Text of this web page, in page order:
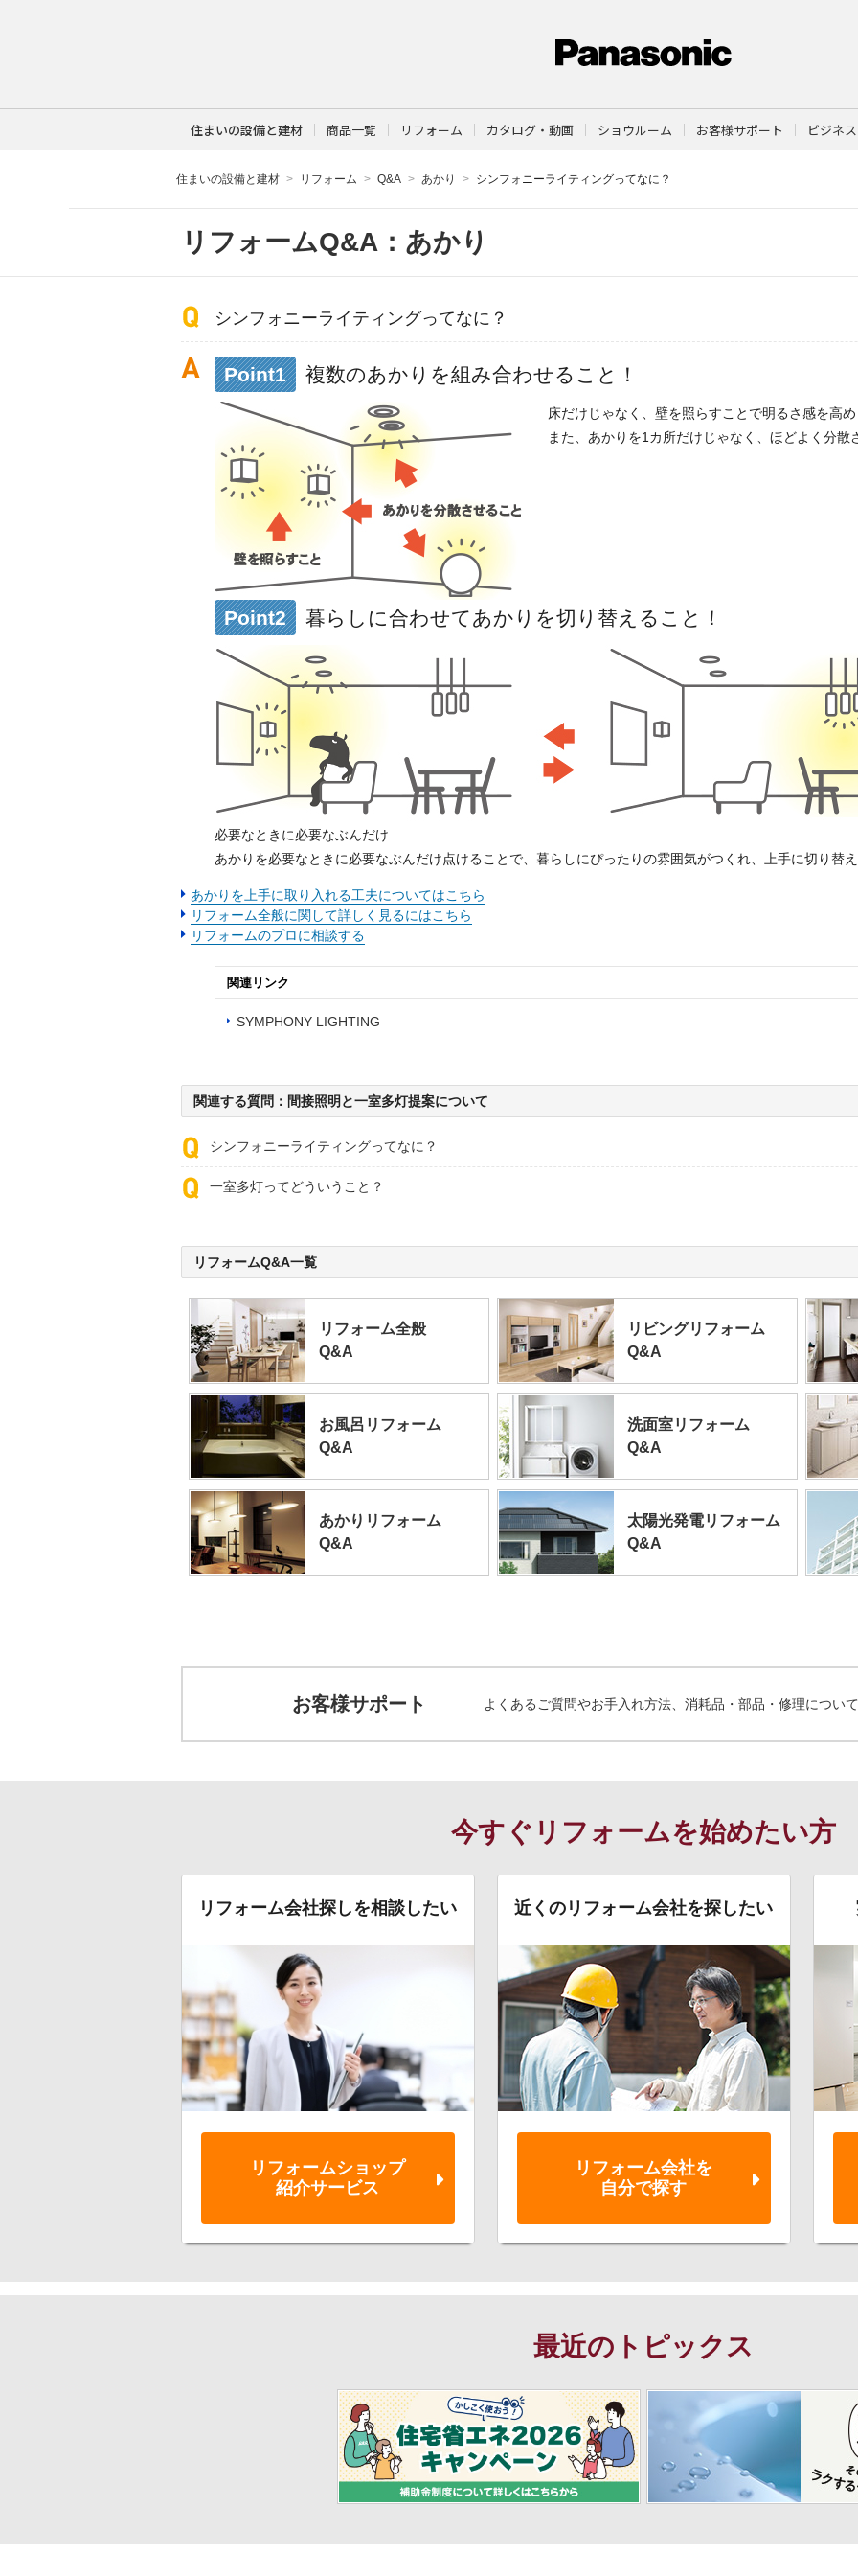
住まいの設備と建材 商品一覧 リフォーム カタログ・動画 ショウルーム お客様サポート ビジネ
住まいの設備と建材 リフォーム Q&A あかり シンフォニーライティングってなに？
リフォームQ&A：あかり
シンフォニーライティングってなに？
Point1 複数のあかりを組み合わせること！
床だけじゃなく、壁を照らすことで明るさ感を高め
また、あかりを1カ所だけじゃなく、ほどよく分散
Point2 暮らしに合わせてあかりを切り替えること！
必要なときに必要なぶんだけ
あかりを必要なときに必要なぶんだけ点けることで、暮らしにぴったりの雰囲気がつくれ、上手に切り替
あかりを上手に取り入れる工夫についてはこちら
リフォーム全般に関して詳しく見るにはこちら
リフォームのプロに相談する
関連リンク
SYMPHONY LIGHTING
関連する質問：間接照明と一室多灯提案について
シンフォニーライティングってなに？
一室多灯ってどういうこと？
リフォームQ&A一覧
リフォーム全般
Q&A
リビングリフォーム
Q&A
お風呂リフォーム
Q&A
洗面室リフォーム
Q&A
あかりリフォーム
Q&A
太陽光発電リフォーム
Q&A
お客様サポート よくあるご質問やお手入れ方法、消耗品・部品・修理につい
今すぐリフォームを始めたい方
リフォーム会社探しを相談したい
リフォームショップ
紹介サービス
近くのリフォーム会社を探したい
リフォーム会社を
自分で探す
最近のトピックス